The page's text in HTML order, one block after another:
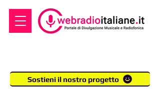
Sostieni il nostro progetto